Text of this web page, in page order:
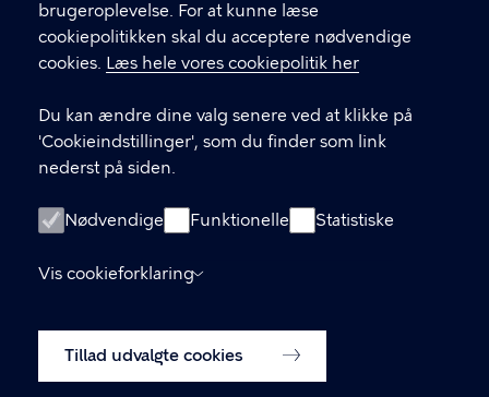
brugeroplevelse. For at kunne læse
cookiepolitikken skal du acceptere nødvendige
cookies. Læs hele vores cookiepolitik her
Du kan ændre dine valg senere ved at klikke på
'Cookieindstillinger', som du finder som link
nederst på siden.
Nødvendige Funktionelle Statistiske
Vis cookieforklaring
Tillad udvalgte cookies
GENVEJE
Digital Post
Databeskyttelse
Tilgængelighedserklæring
Om hjemmesiden
Cookiepolitik